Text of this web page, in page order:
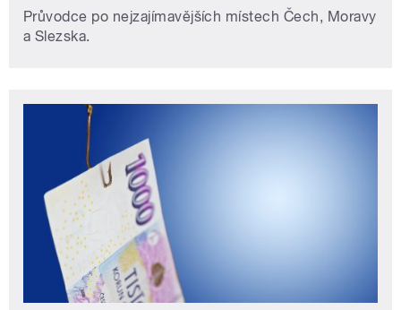
Průvodce po nejzajímavějších místech Čech, Moravy
a Slezska.